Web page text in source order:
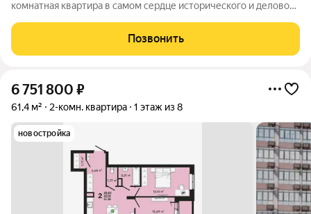
комнатная квартира в самом сердце исторического и делового
Дом и подъезд - Элегантный кирпичный дом бизнес-класса
сочетание
Позвонить
6 751 800 ₽
61,4 м² 2-комн. квартира 1 этаж из 8
новостройка